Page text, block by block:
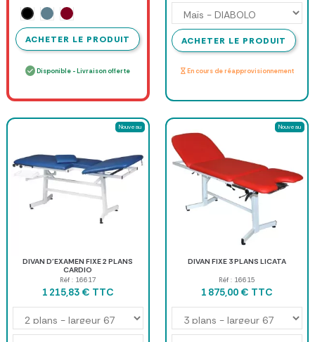
ACHETER LE PRODUIT
En cours de réapprovisionnement
Nouveau
DIVAN D'EXAMEN FIXE 2 PLANS
CARDIO
Réf : 16617
1 215,83 € TTC
Nouveau
DIVAN FIXE 3 PLANS LICATA
Réf : 16615
1 875,00 € TTC
Black Agate blueBurgundy
ACHETER LE PRODUIT
Disponible - Livraison offerte